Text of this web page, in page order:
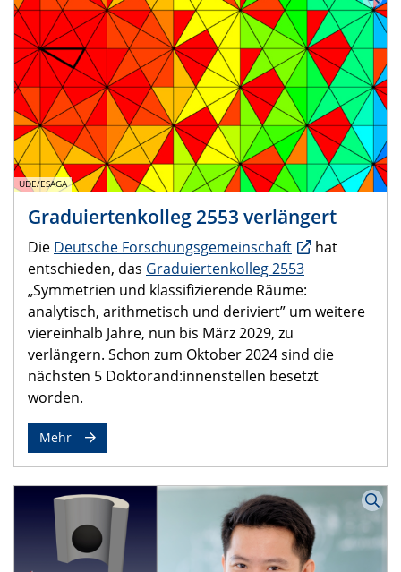
UDE/ESAGA
Graduiertenkolleg 2553 verlängert
Die Deutsche Forschungsgemeinschaft
hat
entschieden, das Graduiertenkolleg 2553
„Symmetrien und klassifizierende Räume:
analytisch, arithmetisch und deriviert” um weitere
viereinhalb Jahre, nun bis März 2029, zu
verlängern. Schon zum Oktober 2024 sind die
nächsten 5 Doktorand:innenstellen besetzt
worden.
Mehr